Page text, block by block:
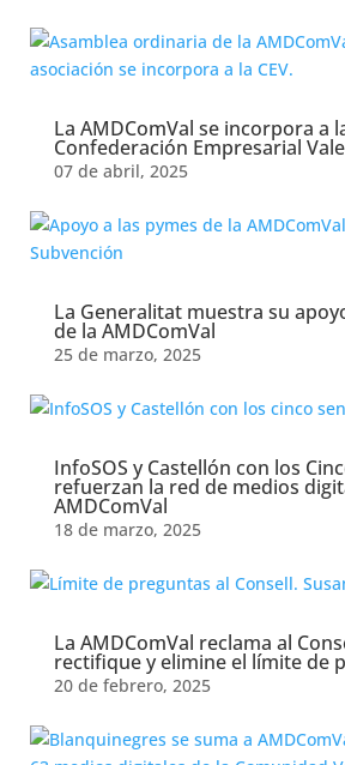
La AMDComVal se incorpora a
Confederación Empresarial
07 de abril, 2025
La Generalitat muestra su
de la AMDComVal
25 de marzo, 2025
InfoSOS y Castellón con los
refuerzan la red de medios
AMDComVal
18 de marzo, 2025
La AMDComVal reclama al
rectifique y elimine el límite de
20 de febrero, 2025